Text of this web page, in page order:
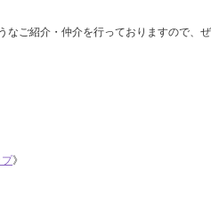
ご紹介・仲介を行っておりますので、
プ》